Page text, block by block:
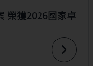
榮獲2026國家卓